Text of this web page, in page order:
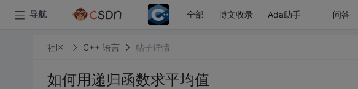
导航 全部 博文收录 Ada助手 问答
社区 C++ 语言 帖子详情
如何用递归函数求平均值